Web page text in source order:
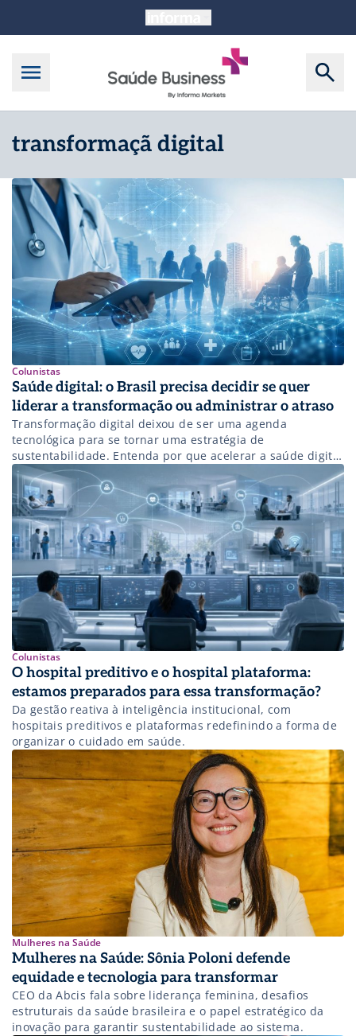
transformaçã digital
Colunistas
Saúde digital: o Brasil precisa decidir se quer
liderar a transformação ou administrar o atraso
Transformação digital deixou de ser uma agenda
tecnológica para se tornar uma estratégia de
sustentabilidade. Entenda por que acelerar a saúde digital
é uma decisão econômica, assistencial e de Estado.
Colunistas
O hospital preditivo e o hospital plataforma:
estamos preparados para essa transformação?
Da gestão reativa à inteligência institucional, com
hospitais preditivos e plataformas redefinindo a forma de
organizar o cuidado em saúde.
Mulheres na Saúde
Mulheres na Saúde: Sônia Poloni defende
equidade e tecnologia para transformar
CEO da Abcis fala sobre liderança feminina, desafios
estruturais da saúde brasileira e o papel estratégico da
inovação para garantir sustentabilidade ao sistema.